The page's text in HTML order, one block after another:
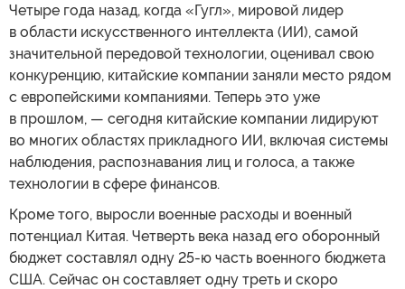
Четыре года назад, когда «Гугл», мировой лидер
в области искусственного интеллекта (ИИ), самой
значительной передовой технологии, оценивал свою
конкуренцию, китайские компании заняли место рядом
с европейскими компаниями. Теперь это уже
в прошлом, — сегодня китайские компании лидируют
во многих областях прикладного ИИ, включая системы
наблюдения, распознавания лиц и голоса, а также
технологии в сфере финансов.
Кроме того, выросли военные расходы и военный
потенциал Китая. Четверть века назад его оборонный
бюджет составлял одну 25-ю часть военного бюджета
США. Сейчас он составляет одну треть и скоро